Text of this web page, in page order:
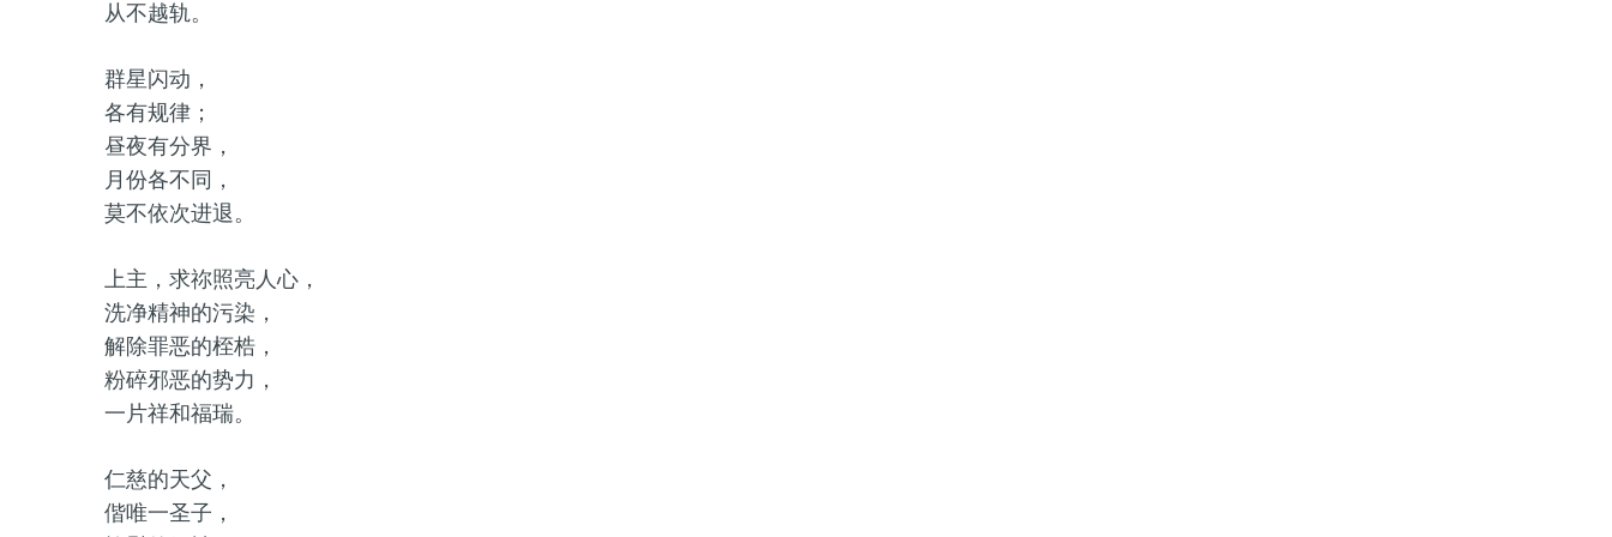
从不越轨。
群星闪动，
各有规律；
昼夜有分界，
月份各不同，
莫不依次进退。
上主，求祢照亮人心，
洗净精神的污染，
解除罪恶的桎梏，
粉碎邪恶的势力，
一片祥和福瑞。
仁慈的天父，
偕唯一圣子，